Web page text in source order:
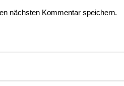
nächsten Kommentar speichern.